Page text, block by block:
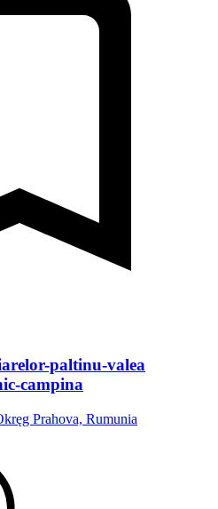
paltinu-valea
campina
Prahova, Rumunia